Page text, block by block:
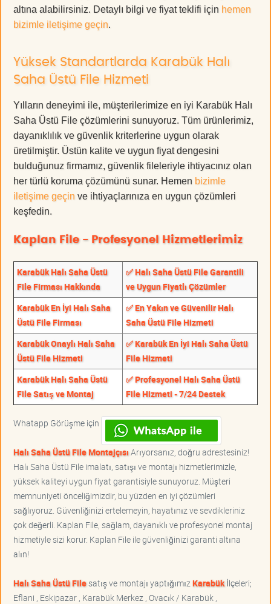
altına alabilirsiniz. Detaylı bilgi ve fiyat teklifi için hemen
bizimle iletişime geçin.
Yüksek Standartlarda Karabük Halı
Saha Üstü File Hizmeti
Yılların deneyimi ile, müşterilerimize en iyi Karabük Halı
Saha Üstü File çözümlerini sunuyoruz. Tüm ürünlerimiz,
dayanıklılık ve güvenlik kriterlerine uygun olarak
üretilmiştir. Üstün kalite ve uygun fiyat dengesini
bulduğunuz firmamız, güvenlik fileleriyle ihtiyacınız olan
her türlü koruma çözümünü sunar. Hemen bizimle
iletişime geçin ve ihtiyaçlarınıza en uygun çözümleri
keşfedin.
Kaplan File - Profesyonel Hizmetlerimiz
Karabük Halı Saha Üstü
File Firması Hakkında
✅ Halı Saha Üstü File Garantili
ve Uygun Fiyatlı Çözümler
Karabük En İyi Halı Saha
Üstü File Firması
✅ En Yakın ve Güvenilir Halı
Saha Üstü File Hizmeti
Karabük Onaylı Halı Saha
Üstü File Hizmeti
✅ Karabük En İyi Halı Saha Üstü
File Hizmeti
Karabük Halı Saha Üstü
File Satış ve Montaj
✅ Profesyonel Halı Saha Üstü
File Hizmeti - 7/24 Destek
Whatapp Görüşme için
Halı Saha Üstü File MontajçısıArıyorsanız, doğru adrestesiniz!
Halı Saha Üstü File imalatı, satışı ve montajı hizmetlerimizle,
yüksek kaliteyi uygun fiyat garantisiyle sunuyoruz. Müşteri
memnuniyeti önceliğimizdir, bu yüzden en iyi çözümleri
sağlıyoruz. Güvenliğinizi ertelemeyin, hayatınız ve sevdikleriniz
çok değerli. Kaplan File, sağlam, dayanıklı ve profesyonel montaj
hizmetiyle sizi korur. Kaplan File ile güvenliğinizi garanti altına
alın!
Halı Saha Üstü Filesatış ve montajı yaptığımızKarabükİlçeleri;
Eflani , Eskipazar , Karabük Merkez , Ovacık / Karabük ,